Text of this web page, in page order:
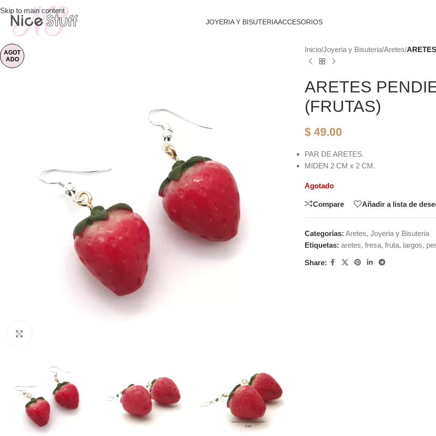
Skip to main content
JOYERIA Y BISUTERIAACCESORIOS
AGOT
ADO
Inicio/Joyeria y Bisuteria/Aretes/
ARETES
(FRUTAS)
$49.00
PAR DE ARETES.
MIDEN 2 CM x 2 CM.
Agotado
Compare Añadir a lista de
Categorías: Aretes, Joyeria y Bisuteria
Etiquetas: aretes, fresa, fruta, largos,
Share: